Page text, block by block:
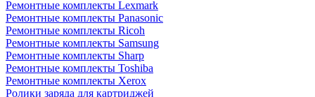
Ремонтные комплекты Lexmark
Ремонтные комплекты Panasonic
Ремонтные комплекты Ricoh
Ремонтные комплекты Samsung
Ремонтные комплекты Sharp
Ремонтные комплекты Toshiba
Ремонтные комплекты Xerox
Ролики заряда для картриджей